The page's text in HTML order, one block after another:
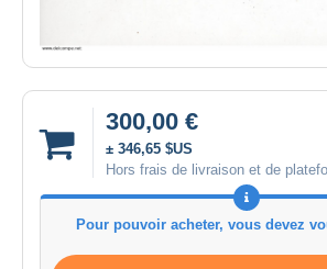
300,00 €
± 346,65 $US
Hors frais de livraison et de
Pour pouvoir acheter, vous devez